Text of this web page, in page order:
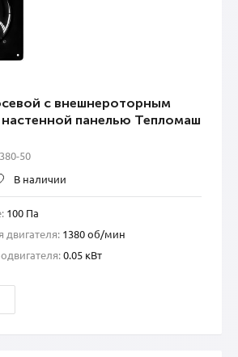
с внешнероторным
настенной панелью Тепломаш
50
В наличии
100 Па
двигателя: 1380 об/мин
0.05 кВт